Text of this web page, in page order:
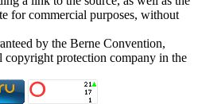
for commercial purposes, without
by the Berne Convention,
copyright protection company in the